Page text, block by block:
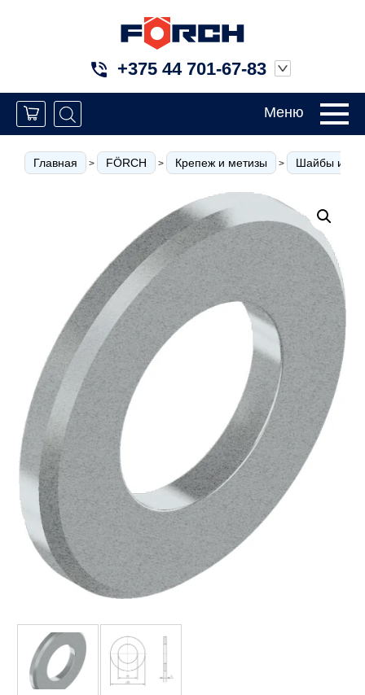
+375 44 701-67-83
Меню
Главная > FÖRCH > Крепеж и метизы > Шайбы и